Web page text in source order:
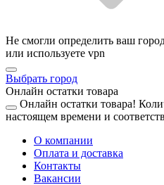
Не смогли определить ваш
или используете vpn
Выбрать город
Онлайн остатки товара
Онлайн остатки товара!
настоящем времени и
О компании
Оплата и доставка
Контакты
Вакансии